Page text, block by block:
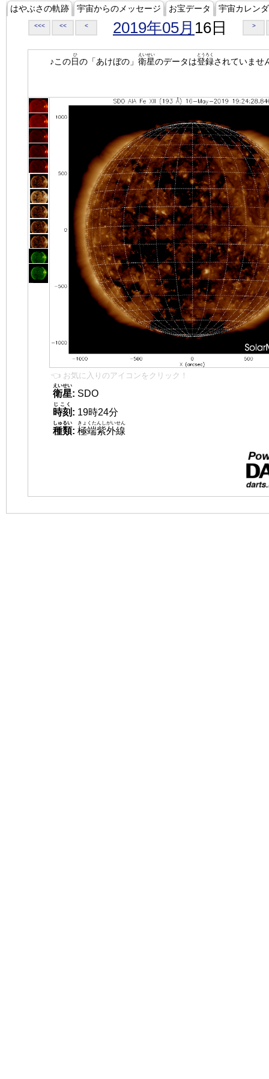
はやぶさの軌跡 宇宙からのメッセージ お宝データ 宇宙カレン
<<< << < 2019年05月 16日 >
♪この日
ひ
の「あけぼの」 衛星
えいせい
のデータは登録
とうろく
されていませ
👈 お気に入りのアイコンをクリック！
衛星
えいせい
: SDO
時刻
じこく
: 19時24分
種類
しゅるい
: 極端紫外線
きょくたんしがいせん